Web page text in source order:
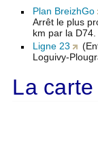
Plan BreizhGo
Arrêt le plus
km par la D74.
Ligne 23
Loguivy-
La carte